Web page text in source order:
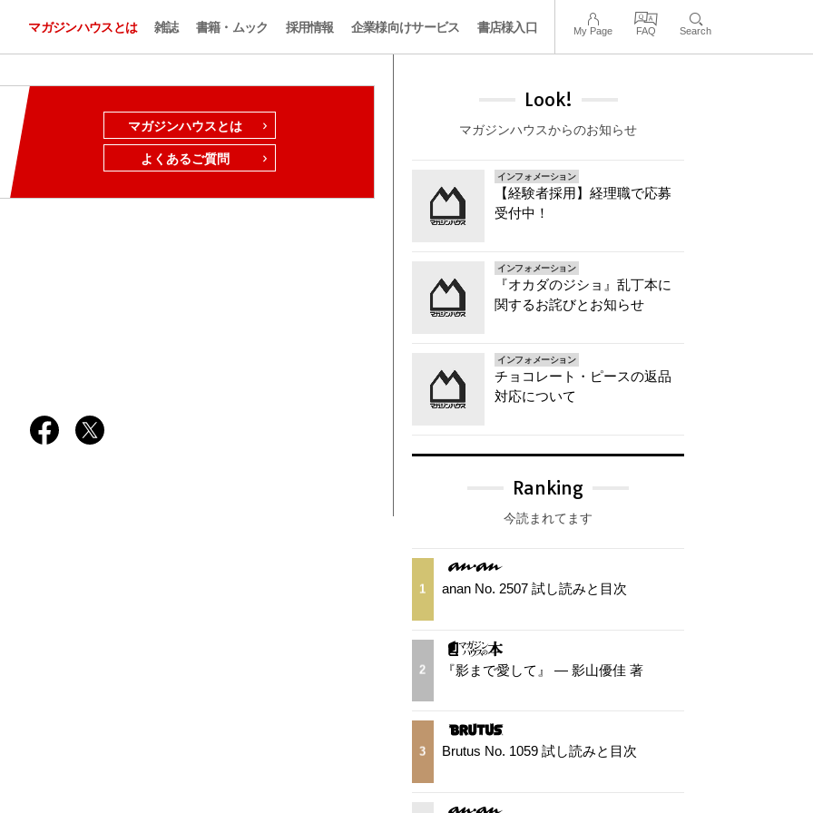
マガジンハウスとは 雑誌 書籍・ムック 採用情報 企業様向けサービス 書店様入口 My Page FAQ Search
マガジンハウスとは
よくあるご質問
Look!
マガジンハウスからのお知らせ
インフォメーション
【経験者採用】経理職で応募
受付中！
インフォメーション
『オカダのジショ』乱丁本に
関するお詫びとお知らせ
インフォメーション
チョコレート・ピースの返品
対応について
Ranking
今読まれてます
1 anan No. 2507 試し読みと目次
2 『影まで愛して』 — 影山優佳 著
3 Brutus No. 1059 試し読みと目次